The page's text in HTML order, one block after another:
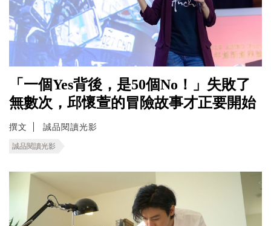
「一個Yes背後，是50個No！」失敗了
無數次，邱懷萱的冒險故事才正要開始
撰文 誠品閱讀光影
誠品閱讀光影